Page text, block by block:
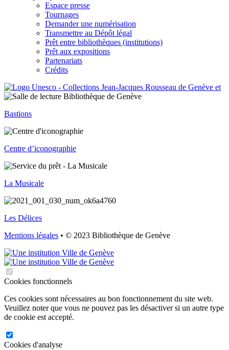
Espace presse
Tournages
Demander une numérisation
Transmettre au Dépôt légal
Prêt entre bibliothèques (institutions)
Prêt aux expositions
Partenariats
Crédits
Bastions
Centre d’iconographie
La Musicale
Les Délices
Mentions légales • © 2023 Bibliothèque de Genève
Cookies fonctionnels
Ces cookies sont nécessaires au bon fonctionnement du site web.
Veuillez noter que vous ne pouvez pas les désactiver si un autre type
de cookie est accepté.
Cookies d'analyse